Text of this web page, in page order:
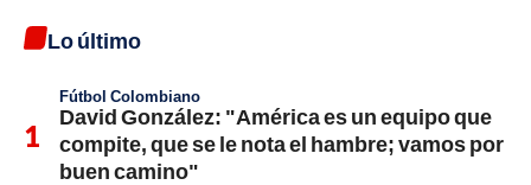
Lo último
Fútbol Colombiano
David González: "América es un equipo que
compite, que se le nota el hambre; vamos por
buen camino"